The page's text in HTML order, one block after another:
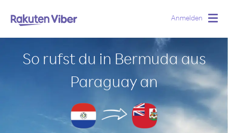
Anmelden
So rufst du in Bermuda aus
Paraguay an